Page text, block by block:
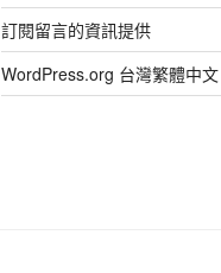
訂閱留言的資訊提供
WordPress.org 台灣繁體中文